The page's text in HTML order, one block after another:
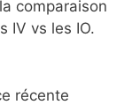
comparaison
IV vs les IO.
récente